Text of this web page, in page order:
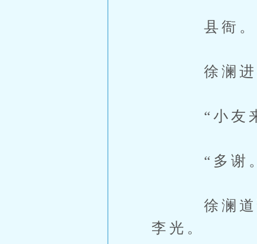
县衙。
徐澜进来
“小友来了
“多谢
徐澜道谢
李光。